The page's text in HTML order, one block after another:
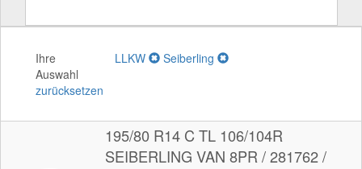
Ihre
Auswahl
zurücksetzen
LLKW Seiberling
195/80 R14 C TL 106/104R
SEIBERLING VAN 8PR / 281762 /